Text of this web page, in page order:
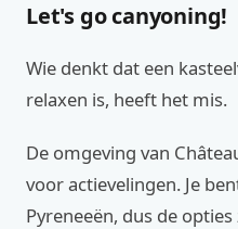
Let's go canyoning!
Wie denkt dat een
relaxen is, heeft het mis.
De omgeving van
voor actievelingen. Je
Pyreneeën, dus de